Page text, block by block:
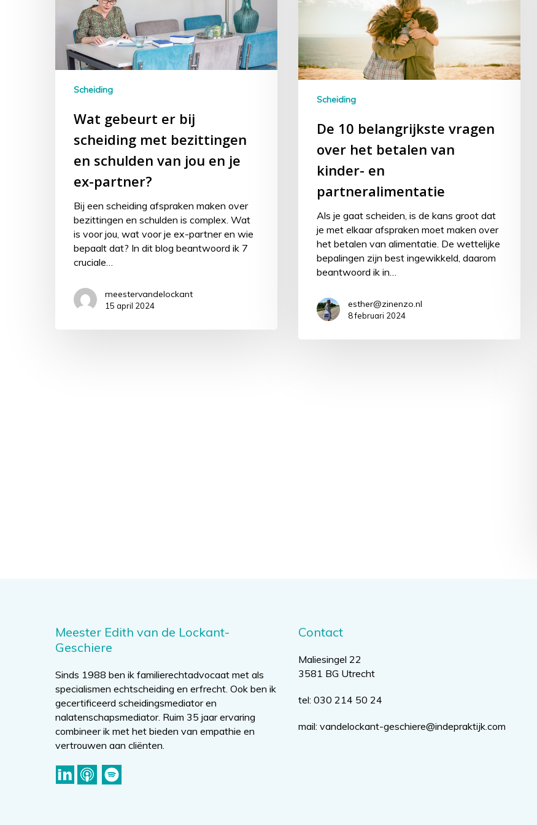
Scheiding
Wat gebeurt er bij
scheiding met bezittingen
en schulden van jou en je
ex-partner?
Bij een scheiding afspraken maken over
bezittingen en schulden is complex. Wat
is voor jou, wat voor je ex-partner en wie
bepaalt dat? In dit blog beantwoord ik 7
cruciale…
meestervandelockant
15 april 2024
Scheiding
De 10 belangrijkste vragen
over het betalen van
kinder- en
partneralimentatie
Als je gaat scheiden, is de kans groot dat
je met elkaar afspraken moet maken over
het betalen van alimentatie. De wettelijke
bepalingen zijn best ingewikkeld, daarom
beantwoord ik in…
esther@zinenzo.nl
8 februari 2024
Meester Edith van de Lockant-
Geschiere
Sinds 1988 ben ik familierechtadvocaat met als
specialismen echtscheiding en erfrecht. Ook ben ik
gecertificeerd scheidingsmediator en
nalatenschapsmediator. Ruim 35 jaar ervaring
combineer ik met het bieden van empathie en
vertrouwen aan cliënten.
Contact
Maliesingel 22
3581 BG Utrecht
tel: 030 214 50 24
mail: vandelockant-geschiere@indepraktijk.com